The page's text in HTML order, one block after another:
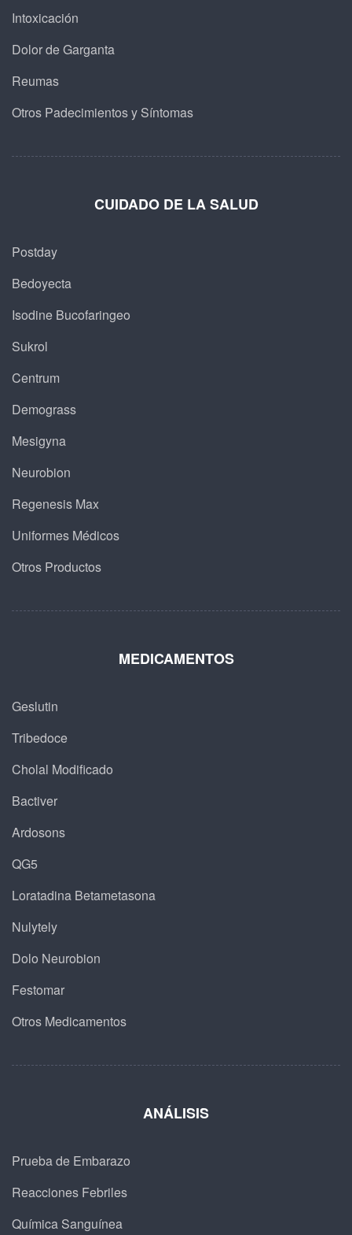
Intoxicación
Dolor de Garganta
Reumas
Otros Padecimientos y Síntomas
CUIDADO DE LA SALUD
Postday
Bedoyecta
Isodine Bucofaringeo
Sukrol
Centrum
Demograss
Mesigyna
Neurobion
Regenesis Max
Uniformes Médicos
Otros Productos
MEDICAMENTOS
Geslutin
Tribedoce
Cholal Modificado
Bactiver
Ardosons
QG5
Loratadina Betametasona
Nulytely
Dolo Neurobion
Festomar
Otros Medicamentos
ANÁLISIS
Prueba de Embarazo
Reacciones Febriles
Química Sanguínea